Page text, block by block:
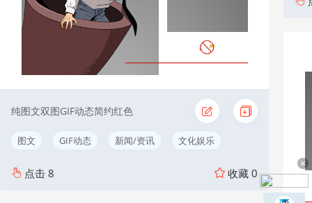
纯图文双图GIF动态简约红色
图文 GIF动态 新闻/资讯 文化娱乐
点击 8 收藏 0